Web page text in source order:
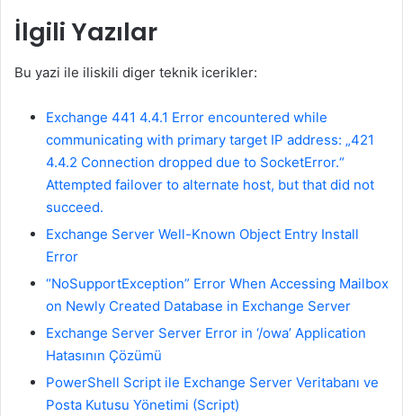
İlgili Yazılar
Bu yazi ile iliskili diger teknik icerikler:
Exchange 441 4.4.1 Error encountered while
communicating with primary target IP address: „421
4.4.2 Connection dropped due to SocketError.“
Attempted failover to alternate host, but that did not
succeed.
Exchange Server Well-Known Object Entry Install
Error
“NoSupportException” Error When Accessing Mailbox
on Newly Created Database in Exchange Server
Exchange Server Server Error in ‘/owa’ Application
Hatasının Çözümü
PowerShell Script ile Exchange Server Veritabanı ve
Posta Kutusu Yönetimi (Script)